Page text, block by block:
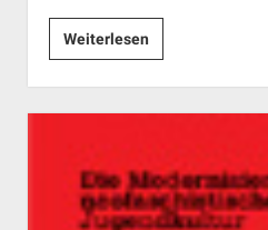
WeiterlesenHeute:
a.i.d.a.-
Antifa-
Magazin
Radio
Lora